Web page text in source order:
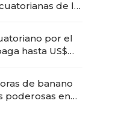
de la
por el
hasta US$
de banano
poderosas en